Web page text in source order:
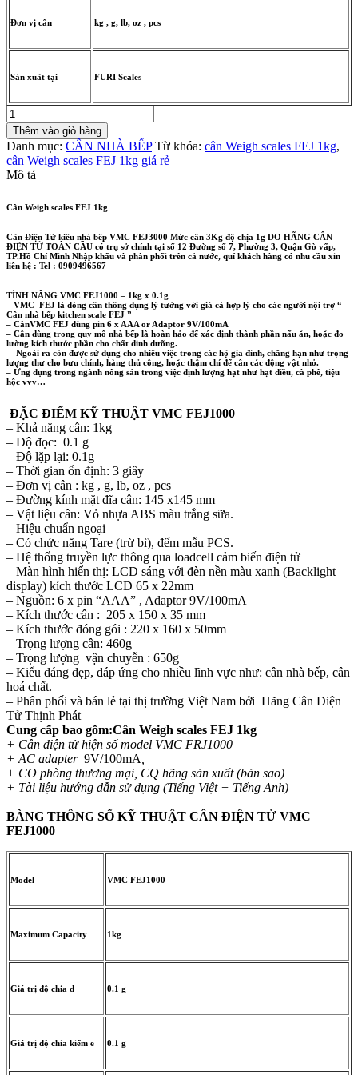
Đơn vị cân kg , g, lb, oz , pcs
Sản xuất tại FURI Scales
Cân
Weigh
scales
FEJ
1kg
số
Thêm vào giỏ hàng
Danh mục: CÂN NHÀ BẾP Từ khóa: cân Weigh scales FEJ 1kg,
cân Weigh scales FEJ 1kg giá rẻ
Mô tả
Cân Weigh scales FEJ 1kg
Cân Điện Tử kiểu nhà bếp VMC FEJ3000 Mức cân 3Kg độ chịa 1g DO HÃNG CÂN
ĐIỆN TỬ TOÀN CẦU có trụ sở chính tại số 12 Đường số 7, Phường 3, Quận Gò vấp,
TP.Hồ Chí Minh Nhập khẩu và phân phối trên cả nước, quí khách hàng có nhu cầu xin
liên hệ : Tel : 0909496567
TÍNH NĂNG VMC FEJ1000 – 1kg x 0.1g
– VMC FEJ là dòng cân thông dụng lý tưởng với giá cả hợp lý cho các người nội trợ “
Cân nhà bếp kitchen scale FEJ ”
– CânVMC FEJ dùng pin 6 x AAA or Adaptor 9V/100mA
– Cân dùng trong quy mô nhà bếp là hoàn hảo để xác định thành phần nấu ăn, hoặc đo
lường kích thước phần cho chất dinh dưỡng.
– Ngoài ra còn được sử dụng cho nhiều việc trong các hộ gia đình, chẳng hạn như trọng
lượng thư cho bưu chính, hàng thủ công, hoặc thậm chí để cân các động vật nhỏ.
– Ứng dụng trong ngành nông sản trong việc định lượng hạt như hạt điều, cà phê, tiệu
hộc vvv…
ĐẶC ĐIỂM KỸ THUẬT VMC FEJ1000
– Khả năng cân: 1kg
– Độ đọc: 0.1 g
– Độ lặp lại: 0.1g
– Thời gian ổn định: 3 giây
– Đơn vị cân : kg , g, lb, oz , pcs
– Đường kính mặt đĩa cân: 145 x145 mm
– Vật liệu cân: Vỏ nhựa ABS màu trắng sữa.
– Hiệu chuẩn ngoại
– Có chức năng Tare (trừ bì), đếm mẫu PCS.
– Hệ thống truyền lực thông qua loadcell cảm biến điện tử
– Màn hình hiển thị: LCD sáng với đèn nền màu xanh (Backlight
display) kích thước LCD 65 x 22mm
– Nguồn: 6 x pin “AAA” , Adaptor 9V/100mA
– Kích thước cân : 205 x 150 x 35 mm
– Kích thước đóng gói : 220 x 160 x 50mm
– Trọng lượng cân: 460g
– Trọng lượng vận chuyễn : 650g
– Kiểu dáng đẹp, đáp ứng cho nhiều lĩnh vực như: cân nhà bếp, cân
hoá chất.
– Phân phối và bán lẻ tại thị trường Việt Nam bởi Hãng Cân Điện
Tử Thịnh Phát
Cung cấp bao gồm:Cân Weigh scales FEJ 1kg
+ Cân điện tử hiện số model VMC FRJ1000
+ AC adapter 9V/100mA
+ CO phòng thương mại, CQ hãng sản xuất (bản sao)
+ Tài liệu hướng dẫn sử dụng (Tiếng Việt + Tiếng Anh)
BÀNG THÔNG SỐ KỸ THUẬT CÂN ĐIỆN TỬ VMC
FEJ1000
Model VMC FEJ1000
Maximum Capacity 1kg
Giá trị độ chia d 0.1 g
Giá trị độ chia kiểm e 0.1 g